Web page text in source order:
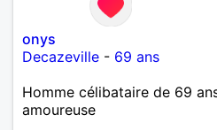
onys
Decazeville - 69 ans
Homme célibataire de 69
amoureuse